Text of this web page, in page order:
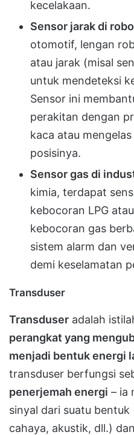
kecelakaan.
Sensor jarak di
otomotif, lengan
atau jarak (misal
untuk mendeteksi
Sensor ini
perakitan dengan
kaca atau
posisinya.
Sensor gas di
kimia, terdapat
kebocoran LPG
kebocoran gas
sistem alarm dan
demi keselamatan
Transduser
Transduser adalah
perangkat yang
menjadi bentuk energi
transduser berfungsi
penerjemah energi – ia
sinyal dari suatu bentuk
cahaya, akustik, dll.)